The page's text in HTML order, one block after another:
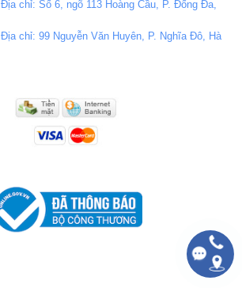
Địa chỉ: Số 6, ngõ 113 Hoàng Cầu, P. Đống Đa,
Địa chỉ: 99 Nguyễn Văn Huyên, P. Nghĩa Đô, Hà